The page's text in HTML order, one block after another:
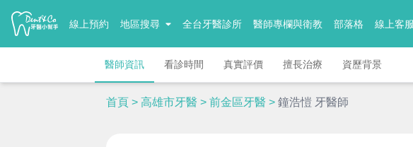
線上預約 地區搜尋 全台牙醫診所 醫師專欄與衛教 部落格 線上客服
醫師資訊 看診時間 真實評價 擅長治療 資歷背景
首頁 > 高雄市牙醫 > 前金區牙醫 > 鐘浩愷 牙醫師